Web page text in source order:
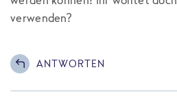
verwenden?
ANTWORTEN